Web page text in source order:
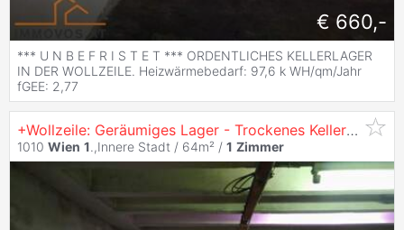
€ 660,-
*** U N B E F R I S T E T *** ORDENTLICHES KELLERLAGER
IN DER WOLLZEILE. Heizwärmebedarf: 97,6 k WH/qm/Jahr
fGEE: 2,77
+Wollzeile: Geräumiges Lager - Trockenes Kellergeschoß+
1010 Wien 1.,Innere Stadt / 64m² / 1 Zimmer